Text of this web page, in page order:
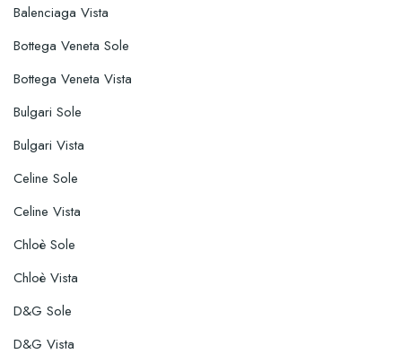
Balenciaga Vista
Bottega Veneta Sole
Bottega Veneta Vista
Bulgari Sole
Bulgari Vista
Celine Sole
Celine Vista
Chloè Sole
Chloè Vista
D&G Sole
D&G Vista